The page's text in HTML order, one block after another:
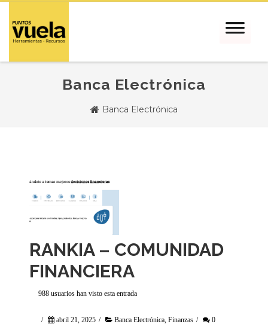
Banca Electrónica
Banca Electrónica
RANKIA – COMUNIDAD
FINANCIERA
988 usuarios han visto esta entrada
/ abril 21, 2025 / Banca Electrónica Finanzas /
0